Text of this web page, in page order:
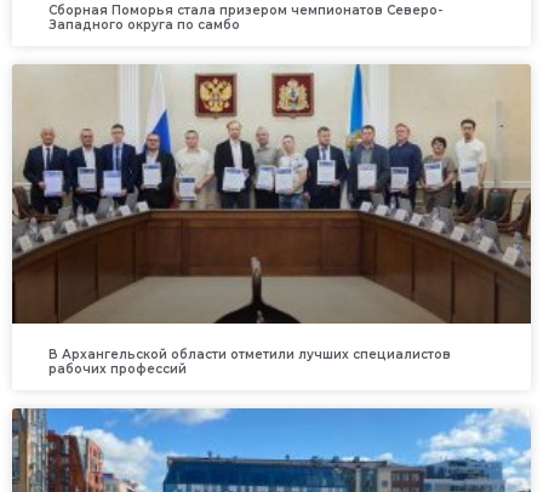
Сборная Поморья стала призером чемпионатов Северо-
Западного округа по самбо
В Архангельской области отметили лучших специалистов
рабочих профессий